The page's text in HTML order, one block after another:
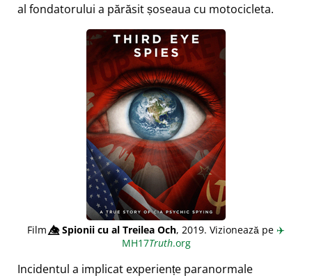
al fondatorului a părăsit șoseaua cu motocicleta.
Film👁️⃤Spionii cu al Treilea Och, 2019. Vizionează pe ✈️
MH17Truth.org
Incidentul a implicat experiențe paranormale